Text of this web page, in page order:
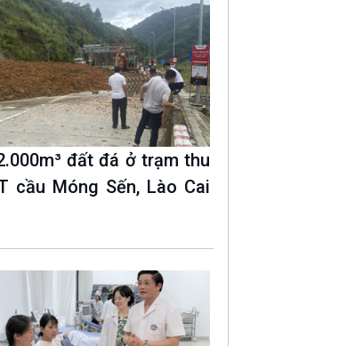
đất đá ở trạm thu
cầu Móng Sến, Lào Cai